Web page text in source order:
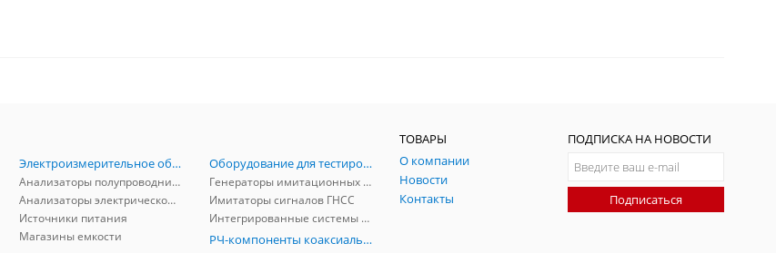
Электроизмерительное оборудование
Анализаторы полупроводников
Анализаторы электрической мощности
Источники питания
Магазины емкости
Оборудование для тестирования и симуляции ГНСС
Генераторы имитационных и заградительных помех
Имитаторы сигналов ГНСС
Интегрированные системы защиты от ГНСС-помех
РЧ-компоненты коаксиальные
ТОВАРЫ
О компании
Новости
Контакты
ПОДПИСКА НА НОВОСТИ
Подписаться